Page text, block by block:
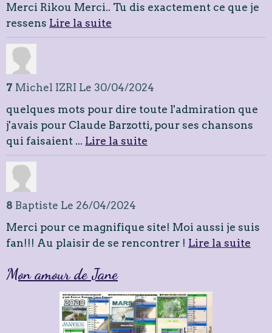
Merci Rikou Merci.. Tu dis exactement ce que je
ressens Lire la suite
7 Michel IZRI Le 30/04/2024
quelques mots pour dire toute l'admiration que
j'avais pour Claude Barzotti, pour ses chansons
qui faisaient ... Lire la suite
8 Baptiste Le 26/04/2024
Merci pour ce magnifique site! Moi aussi je suis
fan!!! Au plaisir de se rencontrer ! Lire la suite
Mon amour de Jane